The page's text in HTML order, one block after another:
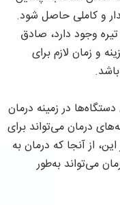
و کاملی حاصل شود.
وجود دارد، صادق
و زمان لازم برای
در زمینه درمان
درمان می‌تواند برای
از آنجا که درمان به
می‌تواند به‌طور